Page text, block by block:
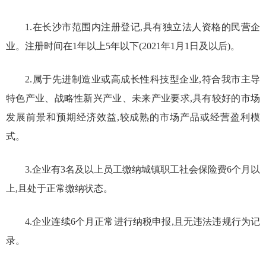
1.在长沙市范围内注册登记,具有独立法人资格的民营企
业。注册时间在1年以上5年以下(2021年1月1日及以后)。
2.属于先进制造业或高成长性科技型企业,符合我市主导
特色产业、战略性新兴产业、未来产业要求,具有较好的市场
发展前景和预期经济效益,较成熟的市场产品或经营盈利模
式。
3.企业有3名及以上员工缴纳城镇职工社会保险费6个月以
上,且处于正常缴纳状态。
4.企业连续6个月正常进行纳税申报,且无违法违规行为记
录。